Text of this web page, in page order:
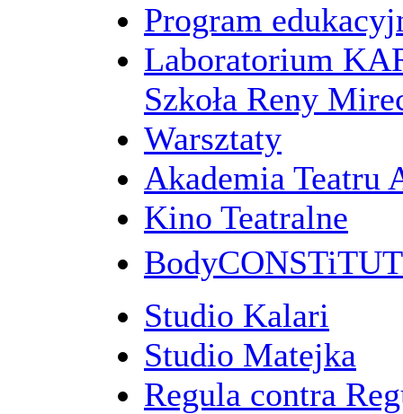
Program
Laboratorium
Szkoła Reny
Warsztaty
Akademia Teatru
Kino Teatralne
Studio Kalari
Studio Matejka
Regula contra